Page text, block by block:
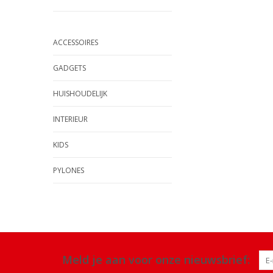
ACCESSOIRES
GADGETS
HUISHOUDELIJK
INTERIEUR
KIDS
PYLONES
Meld je aan voor onze nieuwsbrief: